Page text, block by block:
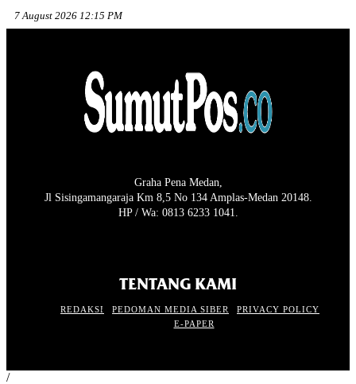
7 August 2026 12:15 PM
Graha Pena Medan,
Jl Sisingamangaraja Km 8,5 No 134 Amplas-Medan 20148.
HP / Wa: 0813 6233 1041.
TENTANG KAMI
REDAKSI PEDOMAN MEDIA SIBER
PRIVACY POLICY
E-PAPER
/